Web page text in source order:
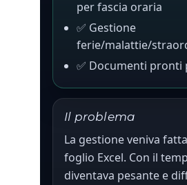
per fascia oraria
✅ Gestione
ferie/malattie/
✅ Documenti pronti
Il problema
La gestione veniva
foglio Excel. Con il
diventava pesante e